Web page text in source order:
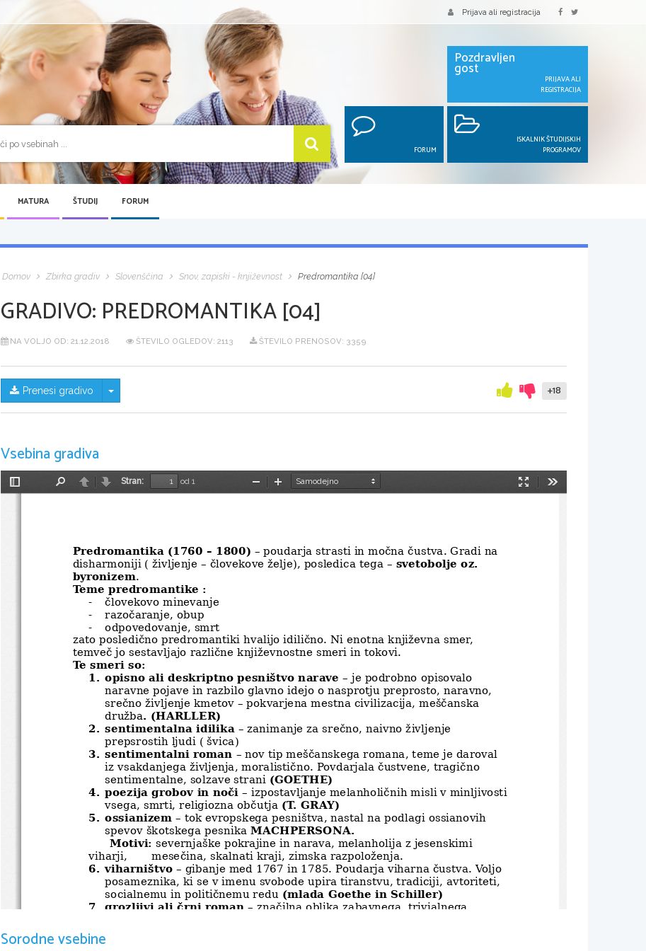
Prijava ali registracija
Pozdravljen
gost
PRIJAVA ALI
REGISTRACIJA
FORUM
ISKALNIK ŠTUDIJSKIH
PROGRAMOV
MATURA ŠTUDIJ FORUM
Domov Zbirka gradiv Slovenščina Snov, zapiski - književnost Predromantika [04]
GRADIVO: PREDROMANTIKA [04]
NA VOLJO OD: 21.12.2018 ŠTEVILO OGLEDOV: 2113 ŠTEVILO PRENOSOV: 3359
Prenesi gradivo Skrij/prikaži meni +18
Vsebina gradiva
Preklopi
NazajNaprej
Stran:
od 1
Način
PomanjšajPovečaj
Predromantika (1760 – 1800) – poudarja strasti in močna čustva. Gradi na
disharmoniji ( življenje – človekove želje), posledica tega – svetobolje oz.
byronizem
Teme predromantike :
-
človekovo minevanje
-
razočaranje, obup
-
odpovedovanje, smrt
zato posledično predromantiki hvalijo idilično. Ni enotna književna smer,
temveč jo sestavljajo različne književnostne smeri in tokovi.
Te smeri so:
1.
opisno ali deskriptno pesništvo narave – je podrobno opisovalo
naravne pojave in razbilo glavno idejo o nasprotju preprosto, naravno,
srečno življenje kmetov – pokvarjena mestna civilizacija, meščanska
družba . (HARLLER)
2.
sentimentalna idilika – zanimanje za srečno, naivno življenje
prepsrostih ljudi ( švica)
3.
sentimentalni roman – nov tip meščanskega romana, teme je daroval
iz vsakdanjega življenja, moralistično. Povdarjala čustvene, tragično
sentimentalne, solzave strani (GOETHE)
4.
poezija grobov in noči – izpostavljanje melanholičnih misli v minljivosti
vsega, smrti, religiozna občutja (T. GRAY)
5.
ossianizem – tok evropskega pesništva, nastal na podlagi ossianovih
spevov škotskega pesnika MACHPERSONA.
Motivi: severnjaške pokrajine in narava, melanholija z jesenskimi
viharji,       mesečina, skalnati kraji, zimska razpoloženja.
6.
viharništvo – gibanje med 1767 in 1785. Poudarja viharna čustva. Voljo
posameznika, ki se v imenu svobode upira tiranstvu, tradiciji, avtoriteti,
socialnemu in političnemu redu (mlada Goethe in Schiller)
7.
grozljivi ali črni roman – značilna oblika zabavnega, trivialnega
skrivnosti, grozljivih odkritij, vnaprej določena usoda, zlo vedno
Sorodne vsebine